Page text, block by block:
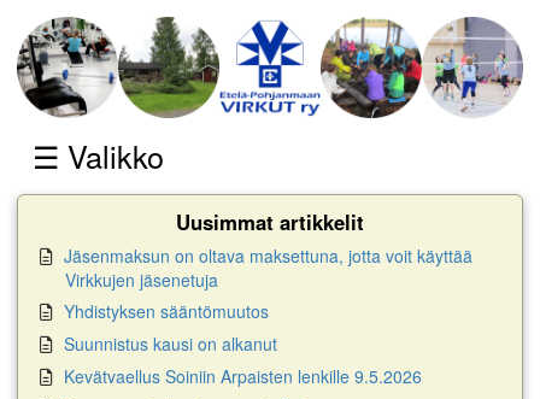
☰ Valikko
Jäsenmaksun on oltava maksettuna, jotta voit käyttää
Virkkujen jäsenetuja
Yhdistyksen sääntömuutos
Suunnistus kausi on alkanut
Kevätvaellus Soiniin Arpaisten lenkille 9.5.2026